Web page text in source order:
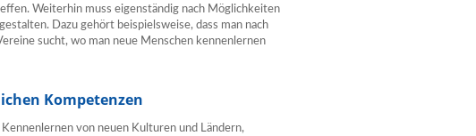
Weiterhin muss eigenständig nach Möglichkeiten
Dazu gehört beispielsweise, dass man nach
sucht, wo man neue Menschen kennenlernen
Kompetenzen
von neuen Kulturen und Ländern,